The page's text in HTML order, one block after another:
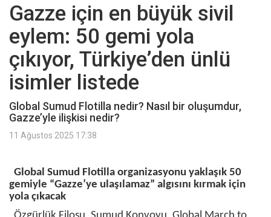
Gazze için en büyük sivil
eylem: 50 gemi yola
çıkıyor, Türkiye’den ünlü
isimler listede
Global Sumud Flotilla nedir? Nasıl bir oluşumdur,
Gazze’yle ilişkisi nedir?
11 Ağustos 2025 17:38
Global Sumud Flotilla organizasyonu yaklaşık 50
gemiyle “Gazze’ye ulaşılamaz” algısını kırmak için
yola çıkacak